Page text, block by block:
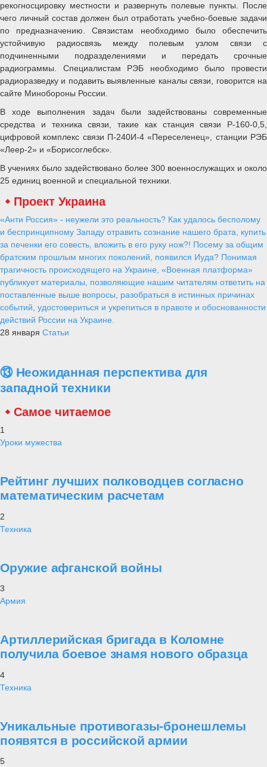
рекогносцировку местности и развернуть полевые пункты. После
чего личный состав должен был отработать учебно-боевые задачи
по предназначению. Связистам необходимо было обеспечить
устойчивую радиосвязь между полевым узлом связи с
подчиненными подразделениями и передать срочные
радиограммы. Специалистам РЭБ необходимо было провести
радиоразведку и подавить выявленные каналы связи, говорится на
сайте Минобороны России.
В ходе выполнения задач были задействованы современные
средства и техника связи, такие как станция связи Р-160-0,5,
цифровой комплекс связи П-240И-4 «Переселенец», станции РЭБ
«Леер-2» и «Борисоглебск».
В учениях было задействовано более 300 военнослужащих и около
25 единиц военной и специальной техники.
Проект Украина
«Анти Россия» - неужели это реальность? Как удалось бесполому
и беспринципному Западу отравить сознание нашего брата, купить
за печенки его совесть, вложить в его руку нож?! Посему за общим
братским прошлым многих поколений, появился Иуда? Понимая
трагичность происходящего на Украине, «Военная платформа»
публикует материалы, позволяющие нашим читателям ответить на
поставленные выше вопросы, разобраться в истинных причинах
событий, удостовериться и укрепиться в правоте и обоснованности
действий России на Украине.
28 января Статьи
⑬ Неожиданная перспектива для
западной техники
Самое читаемое
1
Уроки мужества
Рейтинг лучших полководцев согласно
математическим расчетам
2
Техника
Оружие афганской войны
3
Армия
Артиллерийская бригада в Коломне
получила боевое знамя нового образца
4
Техника
Уникальные противогазы-бронешлемы
появятся в российской армии
5